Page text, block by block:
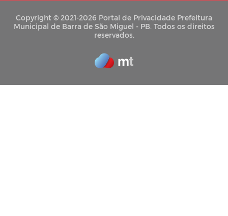
Copyright © 2021-2026 Portal de Privacidade Prefeitura
Municipal de Barra de São Miguel - PB. Todos os direitos
reservados.